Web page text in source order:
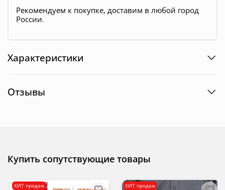
Рекомендуем к покупке, доставим в любой город
России.
Характеристики
Отзывы
Купить сопутствующие товары
ХИТ продаж ХИТ продаж